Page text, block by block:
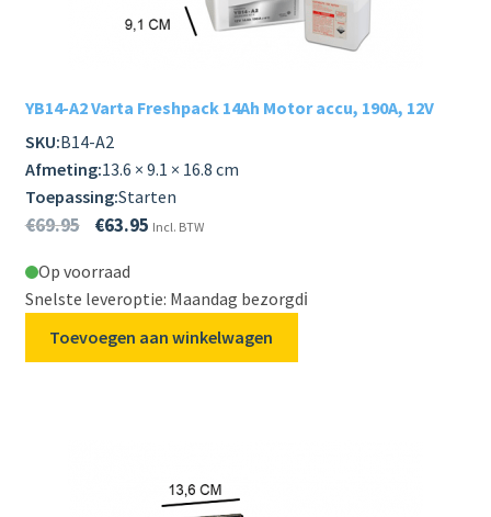
LADERS & ACCESSOIRES
SOORTEN
YB14-A2 Varta Freshpack 14Ah Motor accu, 190A, 12V
SKU:B14-A2
Afmeting:13.6 × 9.1 × 16.8 cm
Toepassing:Starten
€69.95 €63.95 Incl. BTW
Op voorraad
Snelste leveroptie: Maandag bezorgdℹ️
Toevoegen aan winkelwagen